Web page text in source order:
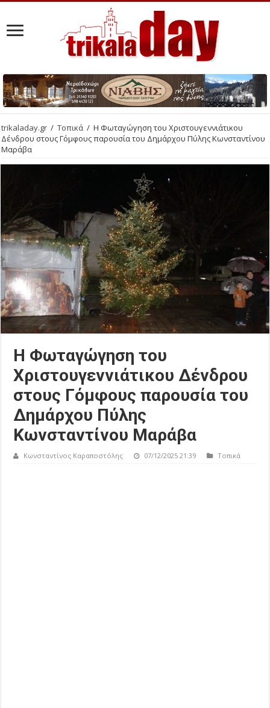
trikaladay.gr / Τοπικά / Η Φωταγώγηση του Χριστουγεννιάτικου
Δένδρου στους Γόμφους παρουσία του Δημάρχου Πύλης Κωνσταντίνου
Μαράβα
Η Φωταγώγηση του
Χριστουγεννιάτικου Δένδρου
στους Γόμφους παρουσία του
Δημάρχου Πύλης
Κωνσταντίνου Μαράβα
Κωνσταντίνος Καραποστόλης 07/12/2025 21:39 Τοπικά